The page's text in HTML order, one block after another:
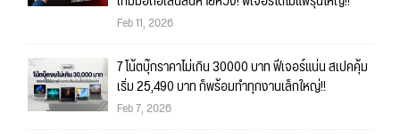
Feb 11, 2026
7 โน้ตบุ๊กราคาไม่เกิน 30000 บาท ฟีเจอร์แน่น สเปคคุ้ม
เริ่ม 25,490 บาท ก็พร้อมทำทุกงานเล็กใหญ่!!
Feb 7, 2026